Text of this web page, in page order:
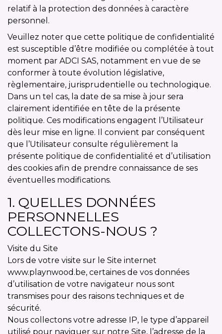
relatif à la protection des données à caractère
personnel.
Veuillez noter que cette politique de confidentialité
est susceptible d’être modifiée ou complétée à tout
moment par ADCI SAS, notamment en vue de se
conformer à toute évolution législative,
règlementaire, jurisprudentielle ou technologique.
Dans un tel cas, la date de sa mise à jour sera
clairement identifiée en tête de la présente
politique. Ces modifications engagent l’Utilisateur
dès leur mise en ligne. Il convient par conséquent
que l’Utilisateur consulte régulièrement la
présente politique de confidentialité et d’utilisation
des cookies afin de prendre connaissance de ses
éventuelles modifications.
1. QUELLES DONNÉES
PERSONNELLES
COLLECTONS-NOUS ?
Visite du Site
Lors de votre visite sur le Site internet
www.playnwood.be, certaines de vos données
d’utilisation de votre navigateur nous sont
transmises pour des raisons techniques et de
sécurité.
Nous collectons votre adresse IP, le type d’appareil
utilisé pour naviguer sur notre Site, l’adresse de la